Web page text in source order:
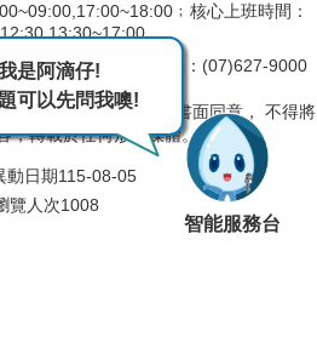
核心上班時間：
橋西路15號
總機：(07)627-9000
(07)625-1207
本局所有，非經正式書面同意， 不得將
，轉載於任何形式媒體。
動日期115-08-05
覽人次1008
是阿滴仔!
可以先問我噢!
智能服務台